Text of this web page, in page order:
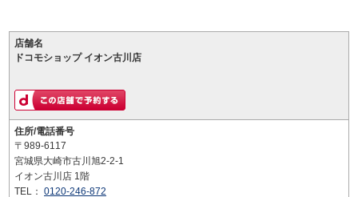
店舗名
ドコモショップ イオン古川店
住所/電話番号
〒989-6117
宮城県大崎市古川旭2-2-1
イオン古川店 1階
TEL： 0120-246-872